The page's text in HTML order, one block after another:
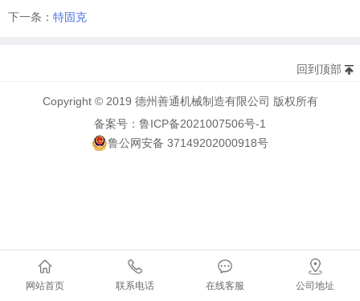
下一条： 特固克
网站首页 联系电话 在线客服 公司地址
回到顶部
Copyright © 2019 德州善通机械制造有限公司 版权所有
备案号：鲁ICP备2021007506号-1
鲁公网安备 37149202000918号